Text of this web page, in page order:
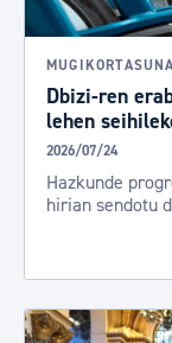
Dbizi-ren
lehen
2026/07/24
Hazkunde
hirian sendotu